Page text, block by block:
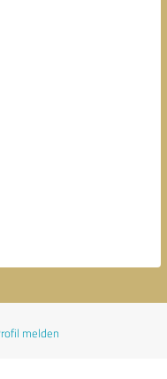
melden